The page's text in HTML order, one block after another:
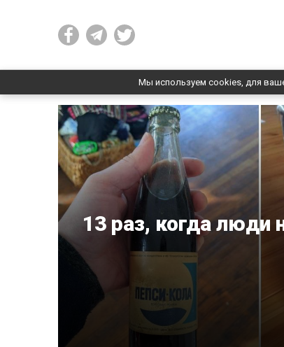
Мы используем cookies, для
13 раз, когда люди